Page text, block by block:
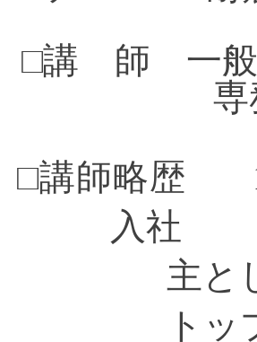
□講 師
一
□講師略歴
入社
主と
トッ